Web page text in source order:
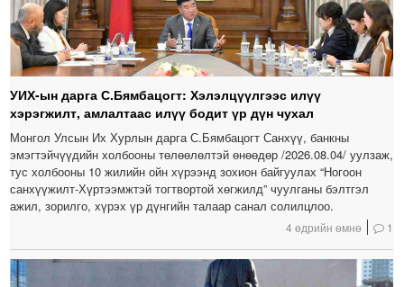
УИХ-ын дарга С.Бямбацогт: Хэлэлцүүлгээс илүү
хэрэгжилт, амлалтаас илүү бодит үр дүн чухал
Монгол Улсын Их Хурлын дарга С.Бямбацогт Санхүү, банкны
эмэгтэйчүүдийн холбооны төлөөлөлтэй өнөөдөр /2026.08.04/ уулзаж,
тус холбооны 10 жилийн ойн хүрээнд зохион байгуулах “Ногоон
санхүүжилт-Хүртээмжтэй тогтвортой хөгжилд” чуулганы бэлтгэл
ажил, зорилго, хүрэх үр дүнгийн талаар санал солилцлоо.
4 өдрийн өмнө 1